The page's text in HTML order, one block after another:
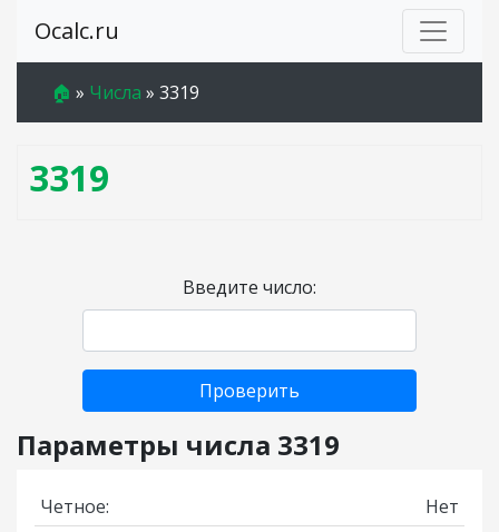
Ocalc.ru
🏠 » Числа » 3319
3319
Введите число:
Проверить
Параметры числа 3319
Четное:
Нет